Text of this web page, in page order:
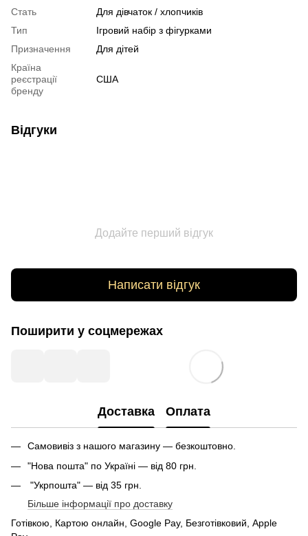
Стать
Для дівчаток / хлопчиків
Тип
Ігровий набір з фігурками
Призначення
Для дітей
Країна
реєстрації
бренду
США
Відгуки
Додайте перший відгук
Написати відгук
Поширити у соцмережах
Доставка Оплата
Самовивіз з нашого магазину — безкоштовно.
"Нова пошта" по Україні — від 80 грн.
"Укрпошта" — від 35 грн.
Більше інформації про доставку
Готівкою, Картою онлайн, Google Pay, Безготівковий, Apple